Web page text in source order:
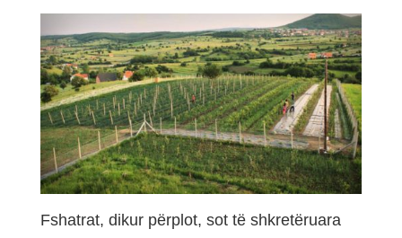
Fshatrat, dikur përplot, sot të shkretëruara